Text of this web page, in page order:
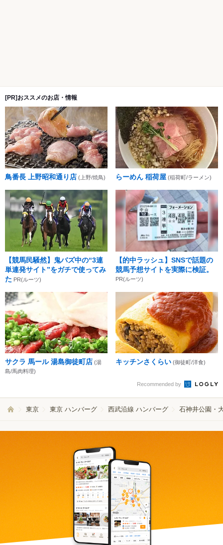
[PR]おススメのお店・情報
鳥番長 上野昭和通り店 (上野/焼鳥) らーめん 稲荷屋 (稲荷町/ラーメン)
【競馬民騒然】鬼バズ中の“3連
単連発サイト”をガチで使ってみ
た PR(ルーツ)
【的中ラッシュ】SNSで話題の
競馬予想サイトを実際に検証。
PR(ルーツ)
サクラ 馬ール 湯島御徒町店 (湯
島/馬肉料理)
キッチンさくらい (御徒町/洋食)
Recommended by
東京 東京 ハンバーグ 西武沿線 ハンバーグ 石神井公園・